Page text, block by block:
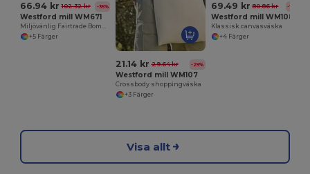
66.94 kr 102.32 kr -35%
Westford mill WM671
Miljövänlig Fairtrade Bomullsväska för Shopping
+5 Färger
21.14 kr 29.64 kr -29%
Westford mill WM107
Crossbody shoppingväska
+3 Färger
69.49 kr 80.86 kr -14%
Westford mill WM108
Klassisk canvasväska
+4 Färger
Visa allt